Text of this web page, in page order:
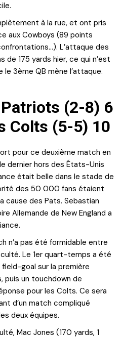
à la rue, et ont pris
aux Cowboys (89 points
L’attaque des
de 175 yards hier, ce qui n’est
3ème QB mène l’attaque.
(2-8) 6
Colts (5-5) 10
pour ce deuxième match en
dernier hors des États-Unis
était belle dans le stade de
des 50 000 fans étaient
cause des Pats. Sebastian
Allemande de New England a
n’a pas été formidable entre
Le 1er quart-temps a été
goal sur la première
puis un touchdown de
pour les Colts. Ce sera
d’un match compliqué
deux équipes.
Mac Jones (170 yards, 1